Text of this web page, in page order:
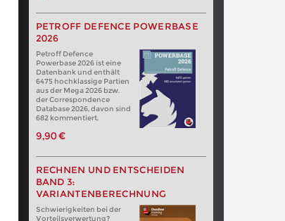
PETROFF DEFENCE POWERBASE
2026
Petroff Defence
Powerbase 2026 ist eine
Datenbank und enthält
6475 hochklassige Partien
aus der Mega 2026 bzw.
der Correspondence
Database 2026, davon sind
682 kommentiert.
9,90 €
RECHNEN UND ENTSCHEIDEN
BAND 3:
VARIANTENBERECHNUNG
Schwierigkeiten bei der
Vorteilsverwertung?